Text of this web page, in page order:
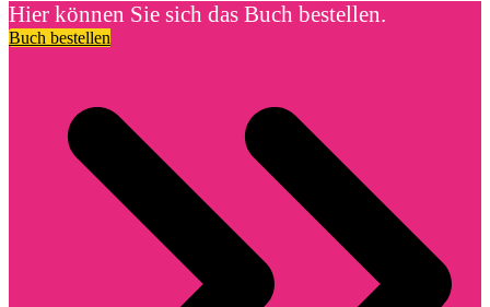
Hier können Sie sich das Buch bestellen.
Buch bestellen